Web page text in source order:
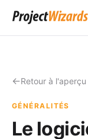
Retour à l'aperçu
GÉNÉRALITÉS
Le